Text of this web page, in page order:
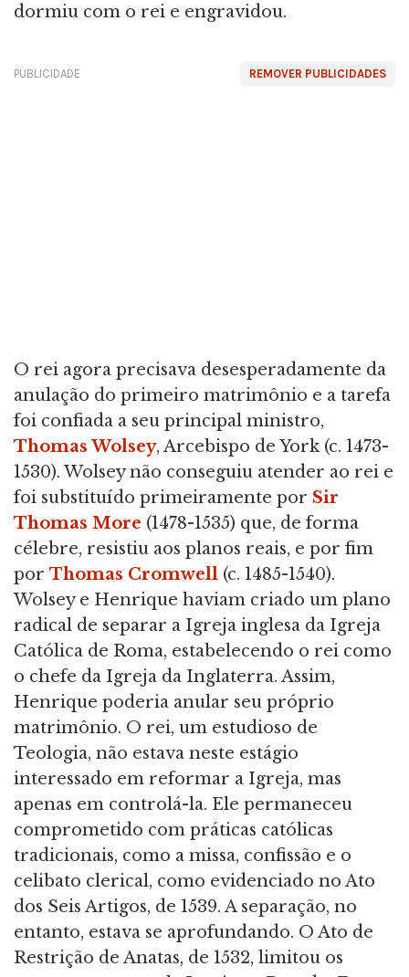
dormiu com o rei e engravidou.
REMOVER PUBLICIDADES
PUBLICIDADE
O rei agora precisava desesperadamente da
anulação do primeiro matrimônio e a tarefa
foi confiada a seu principal ministro,
Thomas Wolsey, Arcebispo de York (c. 1473-
1530). Wolsey não conseguiu atender ao rei e
foi substituído primeiramente por Sir
Thomas More (1478-1535) que, de forma
célebre, resistiu aos planos reais, e por fim
por Thomas Cromwell (c. 1485-1540).
Wolsey e Henrique haviam criado um plano
radical de separar a Igreja inglesa da Igreja
Católica de Roma, estabelecendo o rei como
o chefe da Igreja da Inglaterra. Assim,
Henrique poderia anular seu próprio
matrimônio. O rei, um estudioso de
Teologia, não estava neste estágio
interessado em reformar a Igreja, mas
apenas em controlá-la. Ele permaneceu
comprometido com práticas católicas
tradicionais, como a missa, confissão e o
celibato clerical, como evidenciado no Ato
dos Seis Artigos, de 1539. A separação, no
entanto, estava se aprofundando. O Ato de
Restrição de Anatas, de 1532, limitou os